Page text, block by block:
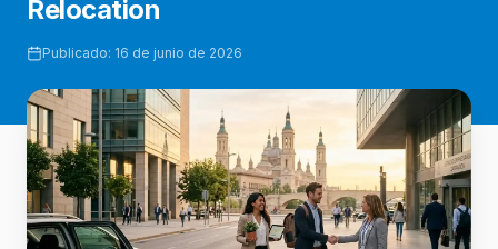
Relocation
Publicado: 16 de junio de 2026